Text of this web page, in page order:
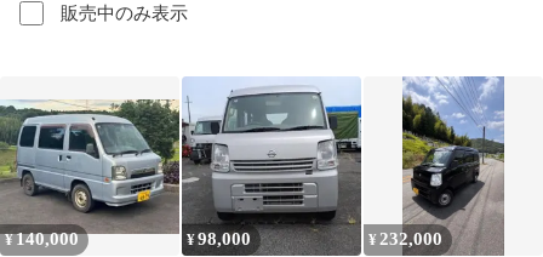
販売中のみ表示
¥140,000 ¥98,000 ¥ 232,000